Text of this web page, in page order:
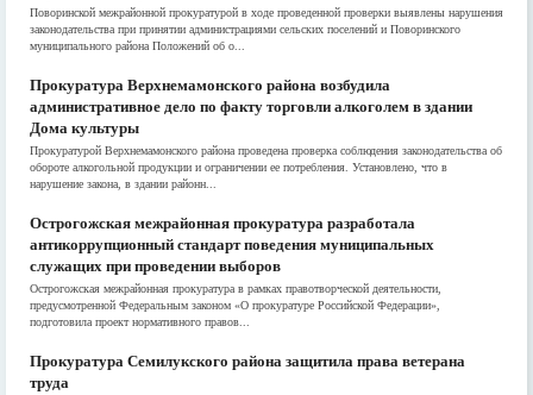
Поворинской межрайонной прокуратурой в ходе проведенной проверки выявлены нарушения
законодательства при принятии администрациями сельских поселений и Поворинского
муниципального района Положений об о...
Прокуратура Верхнемамонского района возбудила
административное дело по факту торговли алкоголем в здании
Дома культуры
Прокуратурой Верхнемамонского района проведена проверка соблюдения законодательства об
обороте алкогольной продукции и ограничении ее потребления. Установлено, что в
нарушение закона, в здании районн...
Острогожская межрайонная прокуратура разработала
антикоррупционный стандарт поведения муниципальных
служащих при проведении выборов
Острогожская межрайонная прокуратура в рамках правотворческой деятельности,
предусмотренной Федеральным законом «О прокуратуре Российской Федерации»,
подготовила проект нормативного правов...
Прокуратура Семилукского района защитила права ветерана
труда